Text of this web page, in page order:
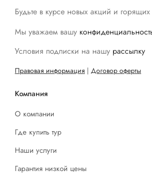
Будьте в курсе новых акций и
Мы уважаем вашу
Условия подписки на нашу рассылку
Правовая информация | Договор оферты
Компания
О компании
Где купить тур
Наши услуги
Гарантия низкой цены